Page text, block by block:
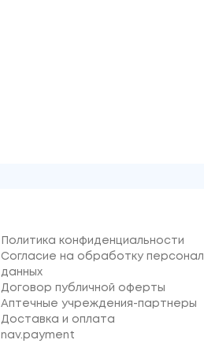
Политика конфиденциальности
Согласие на обработку
данных
Договор публичной оферты
Аптечные учреждения-партнеры
Доставка и оплата
nav.payment